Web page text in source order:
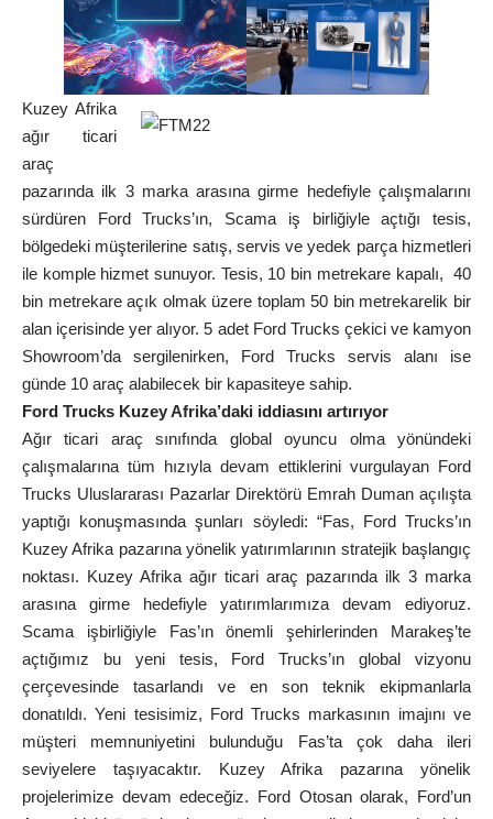
Kuzey Afrika
ağır ticari
araç
pazarında ilk 3 marka arasına girme hedefiyle çalışmalarını
sürdüren Ford Trucks’ın, Scama iş birliğiyle açtığı tesis,
bölgedeki müşterilerine satış, servis ve yedek parça hizmetleri
ile komple hizmet sunuyor. Tesis, 10 bin metrekare kapalı, 40
bin metrekare açık olmak üzere toplam 50 bin metrekarelik bir
alan içerisinde yer alıyor. 5 adet Ford Trucks çekici ve kamyon
Showroom’da sergilenirken, Ford Trucks servis alanı ise
günde 10 araç alabilecek bir kapasiteye sahip.
Ford Trucks Kuzey Afrika’daki iddiasını artırıyor
Ağır ticari araç sınıfında global oyuncu olma yönündeki
çalışmalarına tüm hızıyla devam ettiklerini vurgulayan Ford
Trucks Uluslararası Pazarlar Direktörü Emrah Duman açılışta
yaptığı konuşmasında şunları söyledi: “Fas, Ford Trucks’ın
Kuzey Afrika pazarına yönelik yatırımlarının stratejik başlangıç
noktası. Kuzey Afrika ağır ticari araç pazarında ilk 3 marka
arasına girme hedefiyle yatırımlarımıza devam ediyoruz.
Scama işbirliğiyle Fas’ın önemli şehirlerinden Marakeş’te
açtığımız bu yeni tesis, Ford Trucks’ın global vizyonu
çerçevesinde tasarlandı ve en son teknik ekipmanlarla
donatıldı. Yeni tesisimiz, Ford Trucks markasının imajını ve
müşteri memnuniyetini bulunduğu Fas’ta çok daha ileri
seviyelere taşıyacaktır. Kuzey Afrika pazarına yönelik
projelerimize devam edeceğiz. Ford Otosan olarak, Ford’un